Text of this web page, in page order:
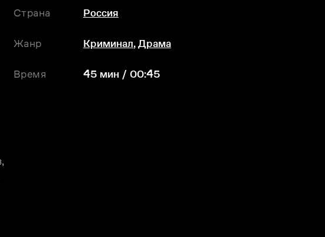
Страна Россия
Жанр Криминал, Драма
Время 45 мин / 00:45